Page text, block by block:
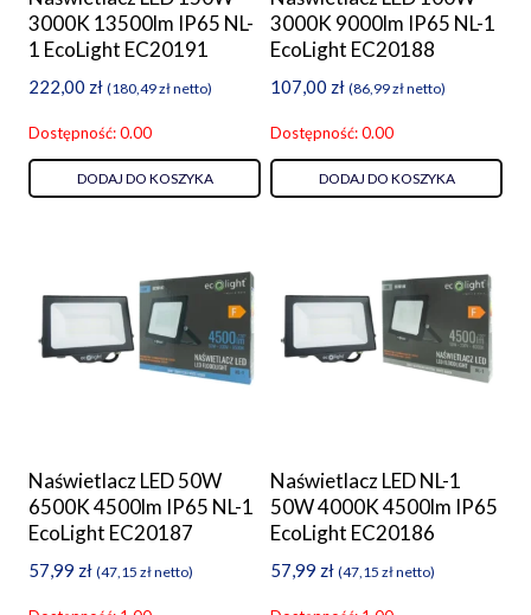
3000K 13500lm IP65 NL-
1 EcoLight EC20191
222,00 zł (180,49złnetto)
Dostępność: 0.00
DODAJ DO KOSZYKA
3000K 9000lm IP65 NL-1
EcoLight EC20188
107,00 zł (86,99złnetto)
Dostępność: 0.00
DODAJ DO KOSZYKA
Naświetlacz LED 50W
6500K 4500lm IP65 NL-1
EcoLight EC20187
57,99 zł (47,15 złnetto)
Naświetlacz LED NL-1
50W 4000K 4500lm IP65
EcoLight EC20186
57,99 zł (47,15 złnetto)